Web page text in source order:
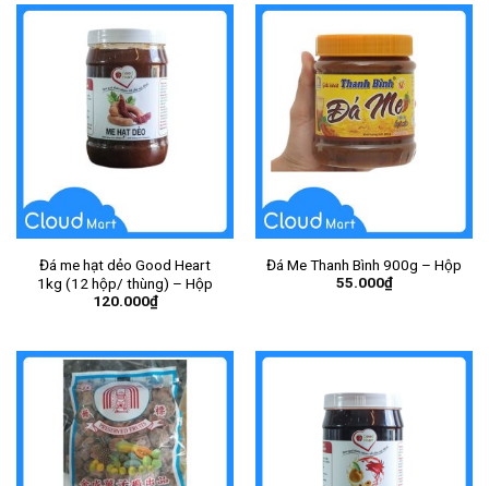
Đá me hạt dẻo Good Heart
1kg (12 hộp/ thùng) – Hộp
120.000₫
Đá Me Thanh Bình 900g – Hộp
55.000₫